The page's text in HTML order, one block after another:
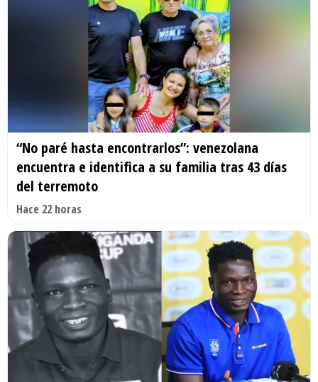
“No paré hasta encontrarlos”: venezolana
encuentra e identifica a su familia tras 43 días
del terremoto
Hace 22 horas